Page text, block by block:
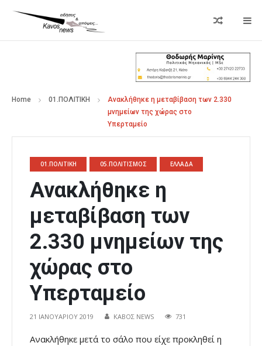
Home 01.ΠΟΛΙΤΙΚΗ
Ανακλήθηκε η μεταβίβαση των 2.330
μνημείων της χώρας στο
Υπερταμείο
01.ΠΟΛΙΤΙΚΗ 05.ΠΟΛΙΤΙΣΜΟΣ ΕΛΛΑΔΑ
Ανακλήθηκε η
μεταβίβαση των
2.330 μνημείων της
χώρας στο
Υπερταμείο
21 ΙΑΝΟΥΑΡΊΟΥ 2019 ΚΑΒΟΣ NEWS 731
Ανακλήθηκε μετά το σάλο που είχε προκληθεί η